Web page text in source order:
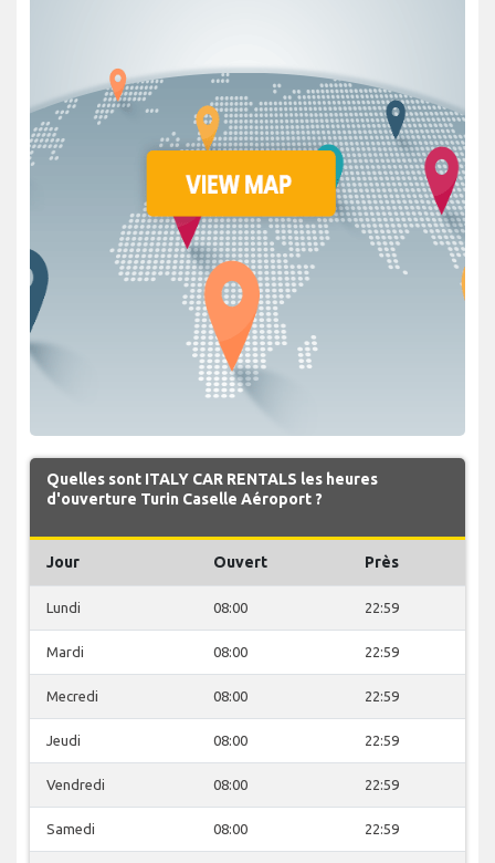
Quelles sont ITALY CAR RENTALS les heures
d'ouverture Turin Caselle Aéroport ?
Jour Ouvert Près
Lundi 08:00 22:59
Mardi 08:00 22:59
Mecredi 08:00 22:59
Jeudi 08:00 22:59
Vendredi 08:00 22:59
Samedi 08:00 22:59